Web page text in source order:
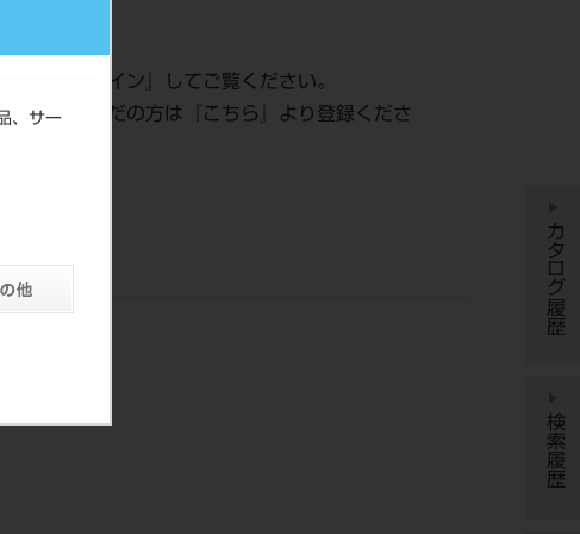
、サー
ログイン 』してご覧ください。
員登録がまだの方は『
こちら
』より登録くださ
カタログ履歴
検索履歴